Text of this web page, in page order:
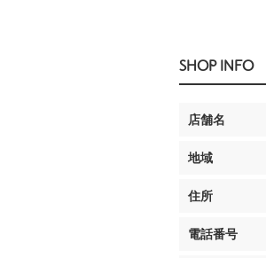
SHOP INFO
店舗名
地域
住所
電話番号